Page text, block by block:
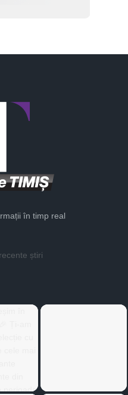
în timp real
știri